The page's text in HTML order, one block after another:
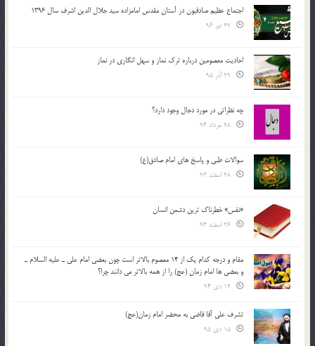
اجتماع عظیم صادقیون در آستان مقدس امامزاده سید جلال الدین اشرف سال 1396
احادیث معصومین درباره ترک نماز و سهل انگاری در نماز
چه نظراتی در مورد دجال وجود دارد؟
سوالات طبی و پاسخ های امام صادق(ع)
«نفس» خطرناک ترین دشمن انسان
مقام و درجه كدام يك از 14 معصوم بالاتر است چون بعضي امام علي ـ عليه السلام ـ
و بعضي ها امام زمان (عج) را از همه بالاتر مي دانند چرا؟
تشرف علي آقا قاضي به محضر امام زمان(عج)